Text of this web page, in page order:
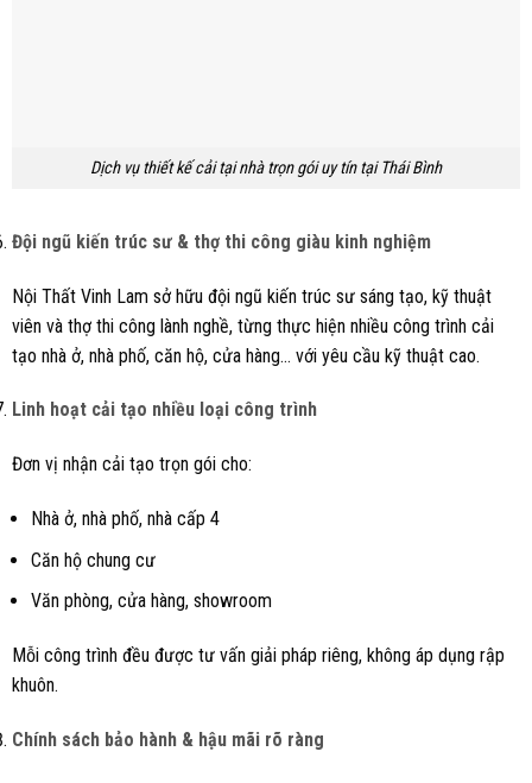
Dịch vụ thiết kế cải tại nhà trọn gói uy tín tại Thái Bình
Đội ngũ kiến trúc sư & thợ thi công giàu kinh nghiệm
Nội Thất Vinh Lam sở hữu đội ngũ kiến trúc sư sáng tạo, kỹ thuật
viên và thợ thi công lành nghề, từng thực hiện nhiều công trình cải
tạo nhà ở, nhà phố, căn hộ, cửa hàng… với yêu cầu kỹ thuật cao.
Linh hoạt cải tạo nhiều loại công trình
Đơn vị nhận cải tạo trọn gói cho:
Nhà ở, nhà phố, nhà cấp 4
Căn hộ chung cư
Văn phòng, cửa hàng, showroom
Mỗi công trình đều được tư vấn giải pháp riêng, không áp dụng rập
khuôn.
Chính sách bảo hành & hậu mãi rõ ràng